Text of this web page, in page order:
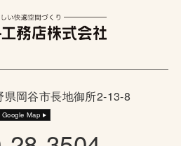
岡谷市長地御所2-13-8
Google Map